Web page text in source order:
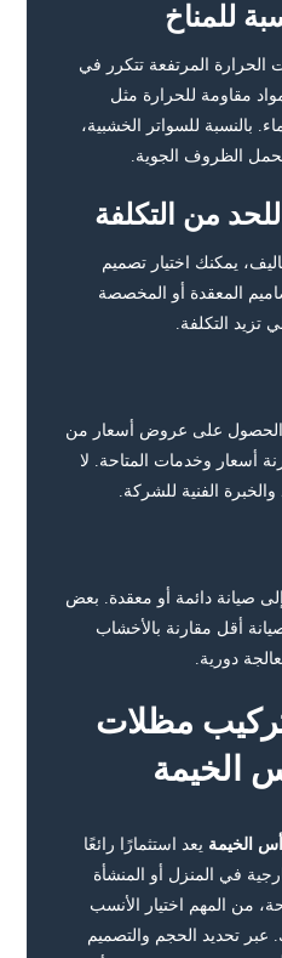
للمناخ
المرتفعة تتكرر في
مقاومة للحرارة مثل
بالنسبة للسواتر الخشبية،
الظروف الجوية.
من التكلفة
يمكنك اختيار تصميم
المعقدة أو المخصصة
تزيد التكلفة.
الحصول على عروض أسعار من
أسعار وخدمات المتاحة. لا
الفنية للشركة.
إلى صيانة دائمة أو معقدة. بعض
أقل مقارنة بالأخشاب
دورية.
مظلات
الخيمة
الخيمة يعد استثمارًا رائعًا
في المنزل أو المنشأة
من المهم اختيار الأنسب
عبر تحديد الحجم والتصميم